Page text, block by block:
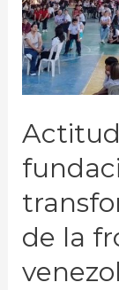
de la